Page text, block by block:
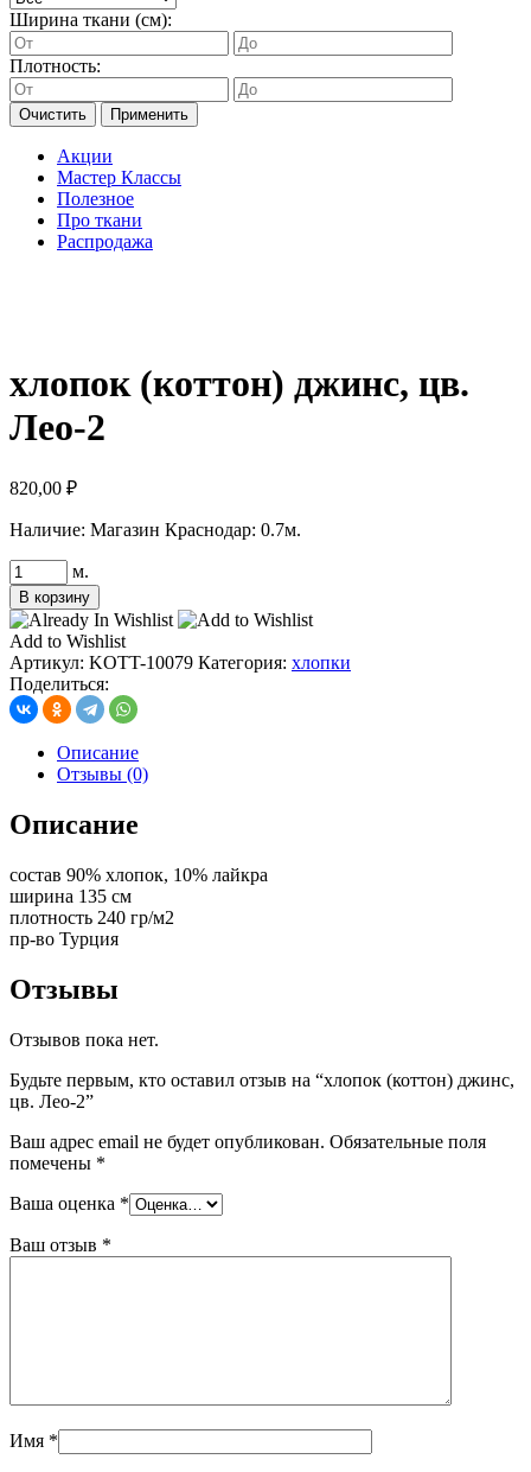
Ширина ткани (см):
Плотность:
Очистить Применить
Акции
Мастер Классы
Полезное
Про ткани
Распродажа
хлопок (коттон) джинс, цв.
Лео-2
820,00 ₽
Наличие: Магазин Краснодар: 0.7м.
Количество
товара
хлопок
(коттон)
джинс,
цв.
Лео-2
м.
В корзину
Add to Wishlist
Артикул: KOTT-10079 Категория: хлопки
Поделиться:
Описание
Отзывы (0)
Описание
состав 90% хлопок, 10% лайкра
ширина 135 см
плотность 240 гр/м2
пр-во Турция
Отзывы
Отзывов пока нет.
Будьте первым, кто оставил отзыв на “хлопок (коттон) джинс,
цв. Лео-2”
Ваш адрес email не будет опубликован. Обязательные поля
помечены *
Ваша оценка *
Ваш отзыв *
Имя *